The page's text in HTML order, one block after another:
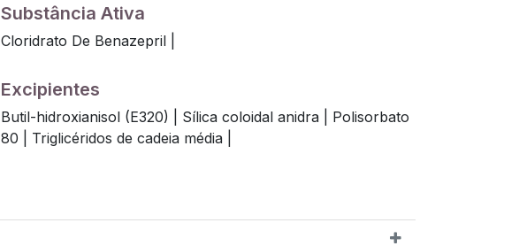
Substância Ativa
Cloridrato De Benazepril |
Excipientes
Butil-hidroxianisol (E320) | Sílica coloidal anidra | Polisorbato
80 | Triglicéridos de cadeia média |